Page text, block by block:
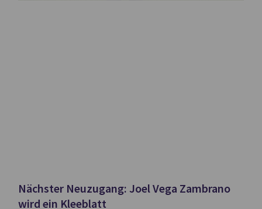
Nächster Neuzugang: Joel Vega Zambrano
wird ein Kleeblatt